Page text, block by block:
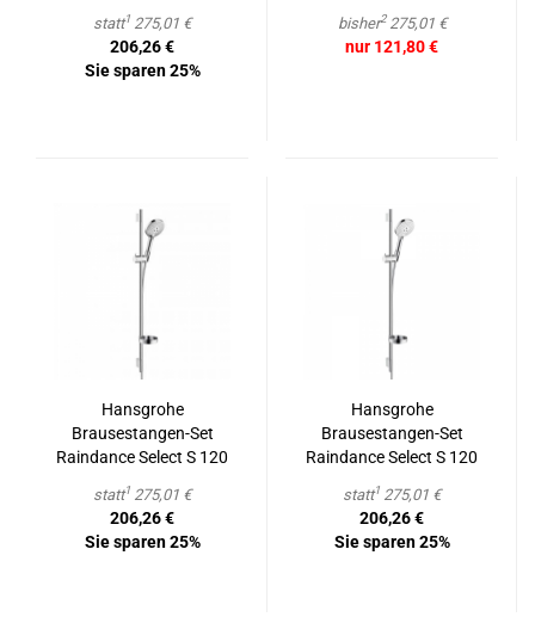
statt1 275,01 €
206,26 €
Sie sparen 25%
90 cm und Sei­fen­scha­le
chrom/weiß
bisher2275,01 €
nur 121,80 €
Hans­gro­he
Brausestangen-​​Set
Raindance Select S 120
90 cm und Sei­fen­scha­le
chrom
statt1 275,01 €
206,26 €
Sie sparen 25%
Hans­gro­he
Brausestangen-​​Set
Raindance Select S 120
90 cm und Sei­fen­scha­le
statt1 275,01 €
206,26 €
Sie sparen 25%